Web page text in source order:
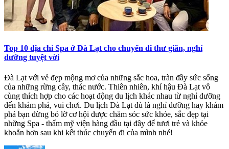
Top 10 địa chỉ Spa ở Đà Lạt cho chuyến đi thư giãn, nghỉ
dưỡng tuyệt vời
Đà Lạt với vẻ đẹp mộng mơ của những sắc hoa, tràn đầy sức sống
của những rừng cây, thác nước. Thiên nhiên, khí hậu Đà Lạt vô
cùng thích hợp cho các hoạt động du lịch khác nhau từ nghỉ dưỡng
đến khám phá, vui chơi. Du lịch Đà Lạt dù là nghỉ dưỡng hay khám
phá bạn đừng bỏ lỡ cơ hội được chăm sóc sức khỏe, sắc đẹp tại
những Spa - thẩm mỹ viện hàng đầu tại đây để tươi trẻ và khỏe
khoắn hơn sau khi kết thúc chuyến đi của mình nhé!